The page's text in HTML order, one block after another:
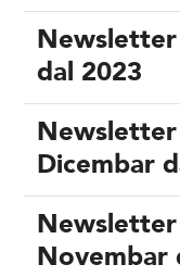
dal 2023
Dicembar
Novembar